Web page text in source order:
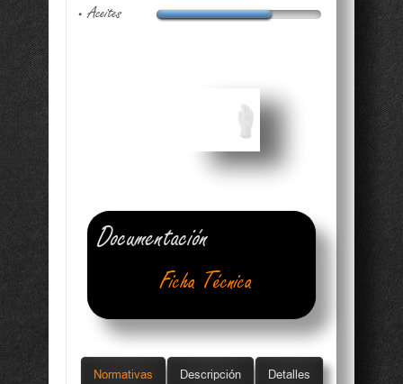
• Aceites
Documentación
Ficha Técnica
Folleto Informativo
Normativas Descripción Detalles